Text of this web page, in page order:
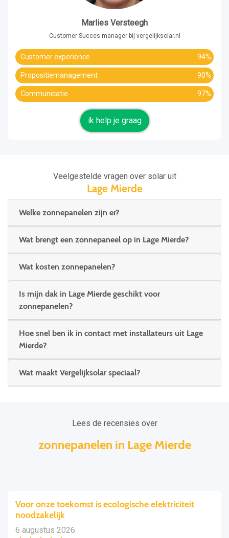
Marlies Versteegh
Customer Succes manager bij vergelijksolar.nl
Customer experience 94%
Propositiemanagement 90%
Communicatie 97%
ik help je graag
Veelgestelde vragen over solar uit
Lage Mierde
Welke zonnepanelen zijn er?
Wat brengt een zonnepaneel op in Lage Mierde?
Wat kosten zonnepanelen?
Is mijn dak in Lage Mierde geschikt voor
zonnepanelen?
Hoe snel ben ik in contact met installateurs uit Lage
Mierde?
Wat maakt Vergelijksolar speciaal?
Lees de recensies over
zonnepanelen in Lage Mierde
Voor onze toekomst is ecologische elektriciteit
noodzakelijk
6 augustus 2026